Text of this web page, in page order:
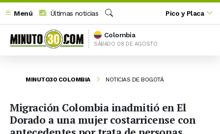
Menú
Últimas noticias
Buscar
Pico y Placa
Colombia
SÁBADO 08 DE AGOSTO
MINUTO30 COLOMBIA NOTICIAS DE BOGOTÁ
Migración Colombia inadmitió en El
Dorado a una mujer costarricense con